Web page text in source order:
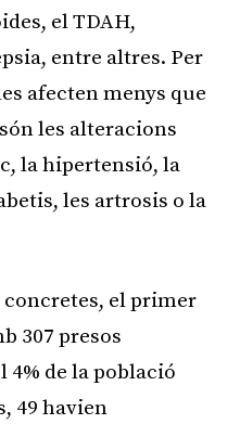
el TDAH,
entre altres. Per
afecten menys que
les alteracions
la hipertensió, la
les artrosis o la
el primer
307 presos
4% de la població
49 havien